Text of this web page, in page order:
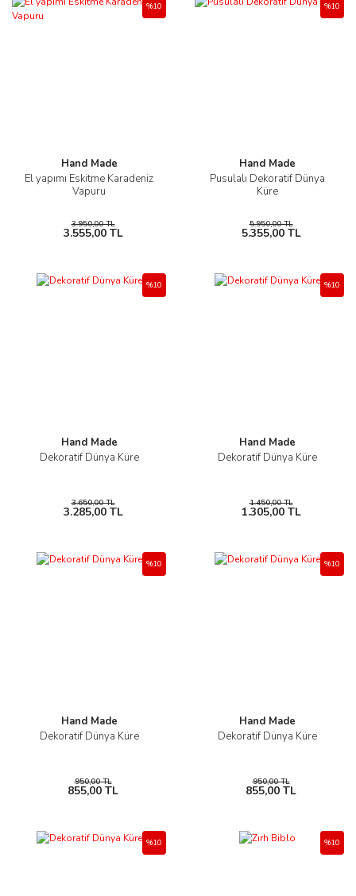
Hand Made
El yapımı Eskitme Karadeniz
Vapuru
%10
3.950,00 TL
3.555,00 TL
Hand Made
Pusulalı Dekoratif Dünya
Küre
%10
5.950,00 TL
5.355,00 TL
Hand Made
Dekoratif Dünya Küre
%10
3.650,00 TL
3.285,00 TL
Hand Made
Dekoratif Dünya Küre
%10
1.450,00 TL
1.305,00 TL
Hand Made
Dekoratif Dünya Küre
%10
950,00 TL
855,00 TL
Hand Made
Dekoratif Dünya Küre
%10
950,00 TL
855,00 TL
%10 %10